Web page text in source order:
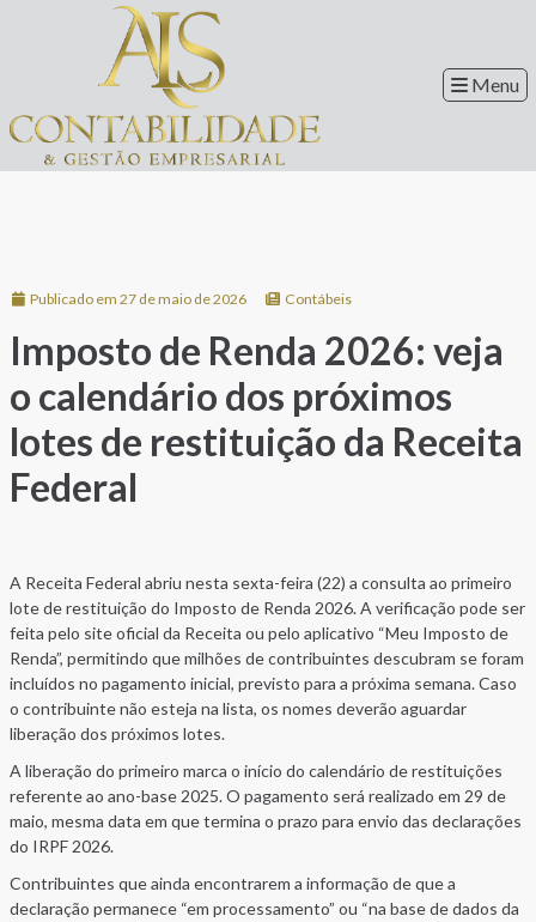
Menu
Publicado em 27 de maio de 2026 Contábeis
Imposto de Renda 2026: veja
o calendário dos próximos
lotes de restituição da Receita
Federal
A Receita Federal abriu nesta sexta-feira (22) a consulta ao primeiro
lote de restituição do Imposto de Renda 2026. A verificação pode ser
feita pelo site oficial da Receita ou pelo aplicativo “Meu Imposto de
Renda”, permitindo que milhões de contribuintes descubram se foram
incluídos no pagamento inicial, previsto para a próxima semana. Caso
o contribuinte não esteja na lista, os nomes deverão aguardar
liberação dos próximos lotes.
A liberação do primeiro marca o início do calendário de restituições
referente ao ano-base 2025. O pagamento será realizado em 29 de
maio, mesma data em que termina o prazo para envio das declarações
do IRPF 2026.
Contribuintes que ainda encontrarem a informação de que a
declaração permanece “em processamento” ou “na base de dados da